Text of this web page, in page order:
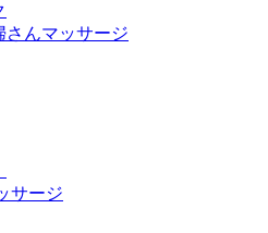
さんマッサージ
サージ